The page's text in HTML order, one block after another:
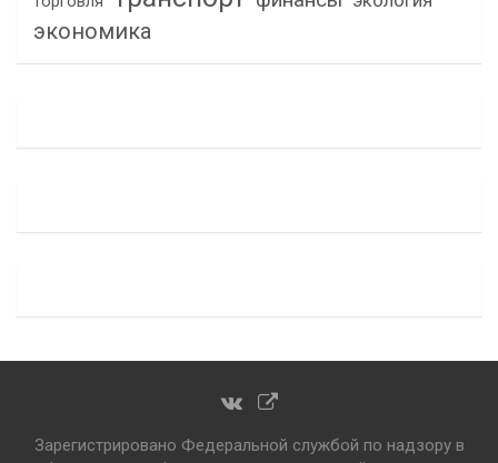
экономика
Зарегистрировано Федеральной службой по надзору в